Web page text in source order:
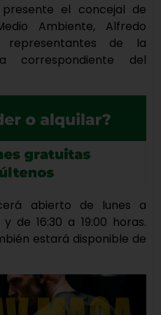
el concejal de
Ambiente, Alfredo
representantes de la
del
abierto de lunes a
de 16:30 a 19:00 horas.
estará disponible de